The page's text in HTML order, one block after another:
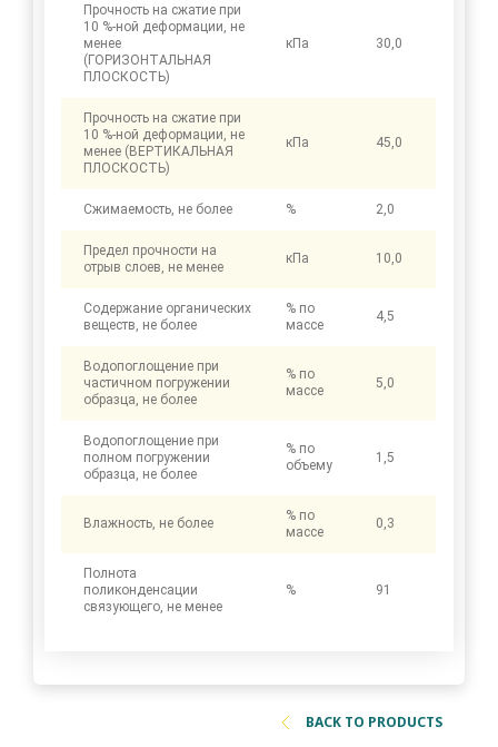
Прочность на сжатие при
10 %-ной деформации, не
менее
(ГОРИЗОНТАЛЬНАЯ
ПЛОСКОСТЬ)
кПа 30,0
Прочность на сжатие при
10 %-ной деформации, не
менее (ВЕРТИКАЛЬНАЯ
ПЛОСКОСТЬ)
кПа 45,0
Сжимаемость, не более % 2,0
Предел прочности на
отрыв слоев, не менее
кПа 10,0
Содержание органических
веществ, не более
% по
массе
4,5
Водопоглощение при
частичном погружении
образца, не более
% по
массе
5,0
Водопоглощение при
полном погружении
образца, не более
% по
объему
1,5
Влажность, не более
% по
массе
0,3
Полнота
поликонденсации
связующего, не менее
% 91
BACK TO PRODUCTS